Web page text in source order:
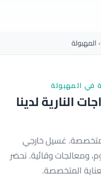
›المهبولة
في المهبولة
النارية لدينا
متخصصة. غسيل خارجي
ومعالجات وقائية. نحضر
المتخصصة.